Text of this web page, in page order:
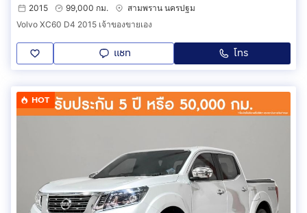
2015
99,000 กม.
สามพราน นครปฐม
Volvo XC60 D4 2015 เจ้าของขายเอง
แชท โทร
HOT